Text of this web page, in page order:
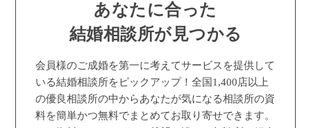
あなたに合った
結婚相談所が見つかる
会員様のご成婚を第一に考えてサービスを提供して
いる結婚相談所をピックアップ！全国1,400店以上
の優良相談所の中からあなたが気になる相談所の資
料を簡単かつ無料でまとめてお取り寄せできます。